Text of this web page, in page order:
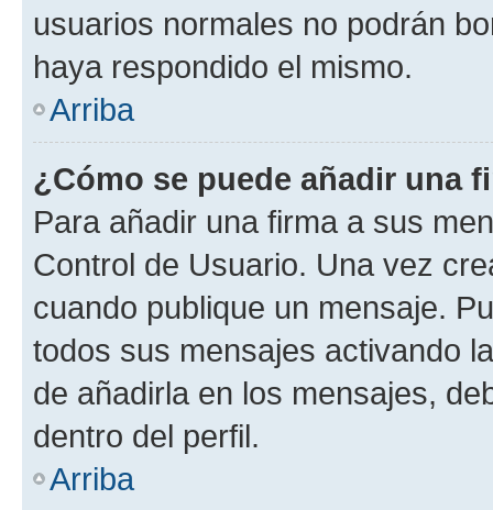
usuarios normales no podrán
haya respondido el mismo.
Arriba
¿Cómo se puede añadir una
Para añadir una firma a sus
Control de Usuario. Una vez
cuando publique un mensaje.
todos sus mensajes activando
de añadirla en los mensajes,
dentro del perfil.
Arriba